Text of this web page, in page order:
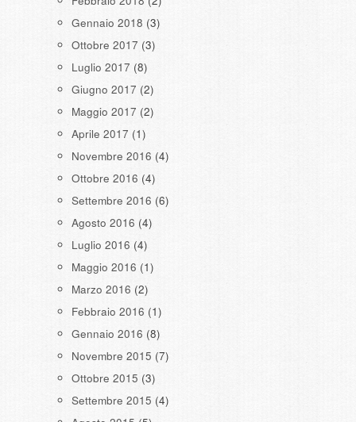
Gennaio 2018 (3)
Ottobre 2017 (3)
Luglio 2017 (8)
Giugno 2017 (2)
Maggio 2017 (2)
Aprile 2017 (1)
Novembre 2016 (4)
Ottobre 2016 (4)
Settembre 2016 (6)
Agosto 2016 (4)
Luglio 2016 (4)
Maggio 2016 (1)
Marzo 2016 (2)
Febbraio 2016 (1)
Gennaio 2016 (8)
Novembre 2015 (7)
Ottobre 2015 (3)
Settembre 2015 (4)